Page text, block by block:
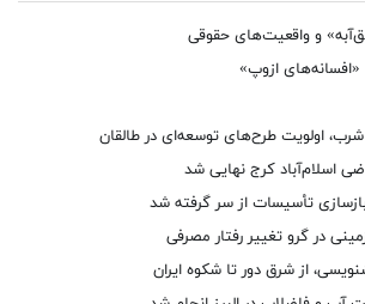
و واقعیت‌های حقوقی
«افسانه‌های ازوپ»
اولویت طرح‌های توسعه‌ای در طالقان
اسلام‌آباد کرج نهایی شد
تأسیسات از سر گرفته شد
در گرو تغییر رفتار مصرفی
از شرق دور تا شکوه ایران